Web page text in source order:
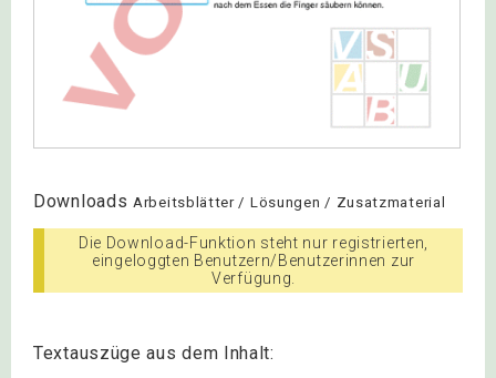
Downloads Arbeitsblätter / Lösungen / Zusatzmaterial
Die Download-Funktion steht nur registrierten,
eingeloggten Benutzern/Benutzerinnen zur
Verfügung.
Textauszüge aus dem Inhalt: